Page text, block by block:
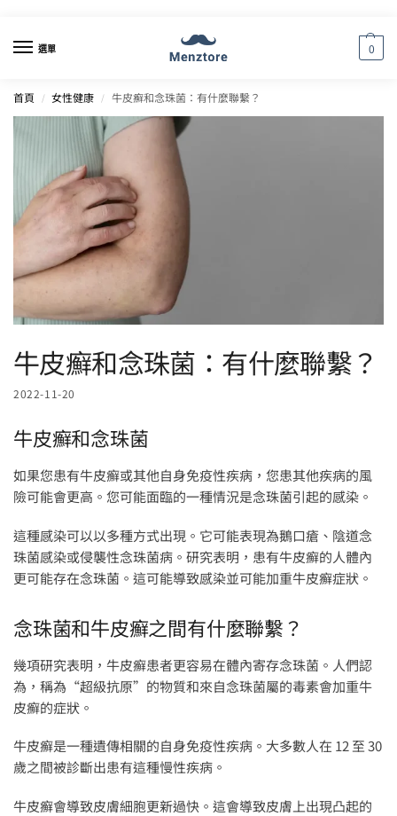
選單 0
首頁 / 女性健康 / 牛皮癬和念珠菌：有什麼聯繫？
牛皮癬和念珠菌：有什麼聯繫？
2022-11-20
牛皮癬和念珠菌
如果您患有牛皮癬或其他自身免疫性疾病，您患其他疾病的風
險可能會更高。您可能面臨的一種情況是念珠菌引起的感染。
這種感染可以以多種方式出現。它可能表現為鵝口瘡、陰道念
珠菌感染或侵襲性念珠菌病。研究表明，患有牛皮癬的人體內
更可能存在念珠菌。這可能導致感染並可能加重牛皮癬症狀。
念珠菌和牛皮癬之間有什麼聯繫？
幾項研究表明，牛皮癬患者更容易在體內寄存念珠菌。人們認
為，稱為“超級抗原”的物質和來自念珠菌屬的毒素會加重牛
皮癬的症狀。
牛皮癬是一種遺傳相關的自身免疫性疾病。大多數人在 12 至 30
歲之間被診斷出患有這種慢性疾病。
牛皮癬會導致皮膚細胞更新過快。這會導致皮膚上出現凸起的